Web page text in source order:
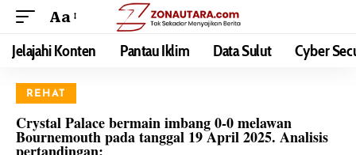
Aa
Jelajahi Konten Pantau Iklim Data Sulut Cyber
REHAT
Crystal Palace bermain imbang 0-0 melawan
Bournemouth pada tanggal 19 April 2025. Analisis